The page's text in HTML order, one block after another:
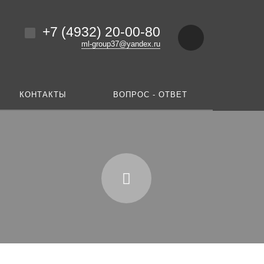
+7 (4932) 20-00-80
ml-group37@yandex.ru
КОНТАКТЫ ВОПРОС - ОТВЕТ